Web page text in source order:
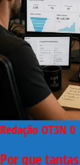
Redação OT3N 0
Por que